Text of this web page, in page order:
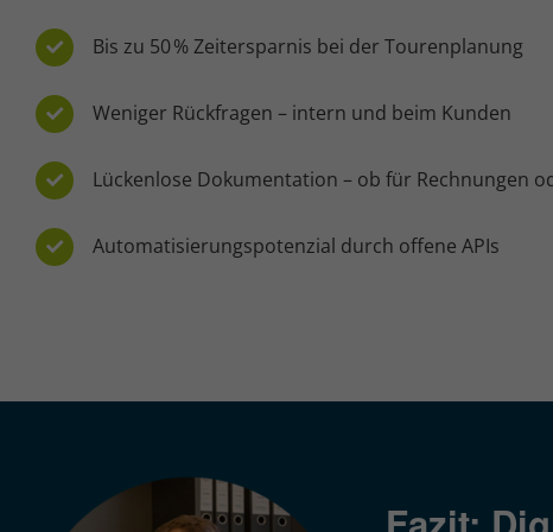
Bis zu 50 % Zeitersparnis bei der Tourenplanung
Weniger Rückfragen – intern und beim Kunden
Lückenlose Dokumentation – ob für Rechnungen
Automatisierungspotenzial durch offene APIs